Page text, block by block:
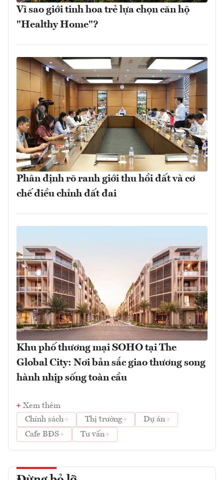
Vì sao giới tinh hoa trẻ lựa chọn căn hộ
"Healthy Home"?
Phân định rõ ranh giới thu hồi đất và cơ
chế điều chỉnh đất đai
Khu phố thương mại SOHO tại The
Global City: Nơi bản sắc giao thương song
hành nhịp sống toàn cầu
Xem thêm
Chính sách
Thị trường
Dự án
Cafe BĐS
Tư vấn